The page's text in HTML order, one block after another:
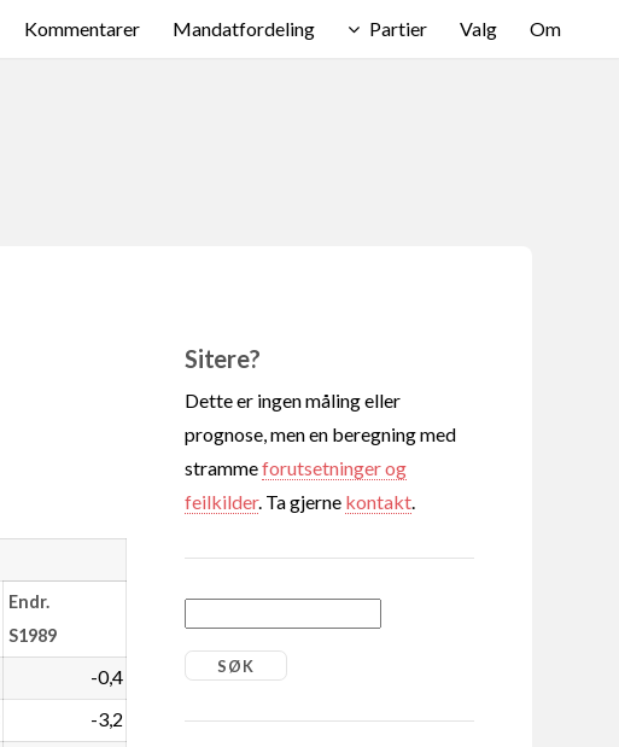
Kommentarer Mandatfordeling Partier Valg Om
Endr.
S1989
-0,4
-3,2
Sitere?
Dette er ingen måling eller
prognose, men en beregning med
strammeforutsetninger og
feilkilder. Ta gjerne kontakt